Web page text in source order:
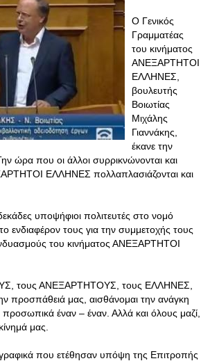
Ο Γενικός
Γραμματέας
του κινήματος
ΑΝΕΞΑΡΤΗΤΟΙ
ΕΛΛΗΝΕΣ,
βουλευτής
Βοιωτίας
Μιχάλης
Γιαννάκης,
έκανε την
ώρα που οι άλλοι συρρικνώνονται και
ΕΛΛΗΝΕΣ πολλαπλασιάζονται και
υποψήφιοι πολιτευτές στο νομό
ενδιαφέρον τους για την συμμετοχής τους
του κινήματος ΑΝΕΞΑΡΤΗΤΟΙ
τους ΑΝΕΞΑΡΤΗΤΟΥΣ, τους ΕΛΛΗΝΕΣ,
προσπάθειά μας, αισθάνομαι την ανάγκη
έναν – έναν. Αλλά και όλους μαζί,
μας.
που ετέθησαν υπόψη της Επιτροπής